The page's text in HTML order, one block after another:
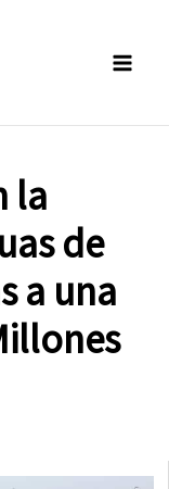
la
de
a una